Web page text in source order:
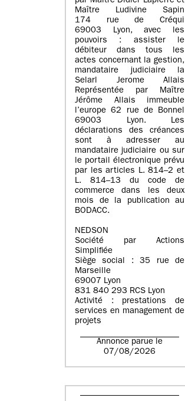
Maître Ludivine Sapin
174 rue de Créqui
69003 Lyon, avec les
pouvoirs : assister le
débiteur dans tous les
actes concernant la gestion,
mandataire judiciaire la
Selarl Jerome Allais
Représentée par Maître
Jérôme Allais immeuble
l’europe 62 rue de Bonnel
69003 Lyon. Les
déclarations des créances
sont à adresser au
mandataire judiciaire ou sur
le portail électronique prévu
par les articles L. 814–2 et
L. 814–13 du code de
commerce dans les deux
mois de la publication au
BODACC.
NEDSON
Société par Actions
Simplifiée
Siège social : 35 rue de
Marseille
69007 Lyon
831 840 293 RCS Lyon
Activité : prestations de
services en management de
projets
Annonce parue le
07/08/2026